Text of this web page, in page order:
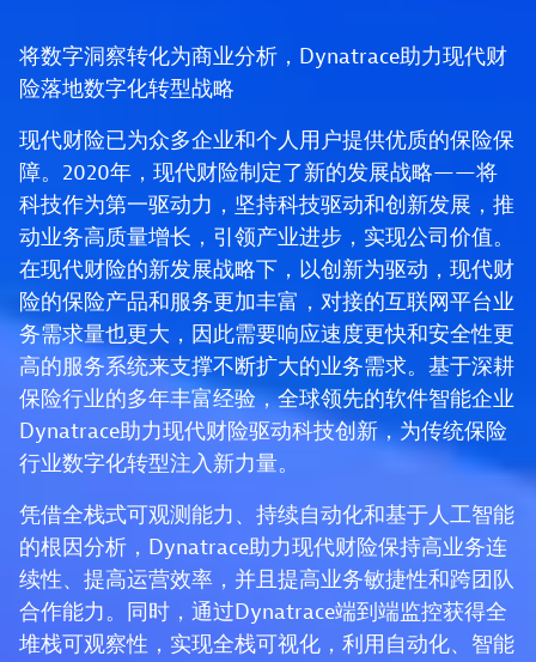
将数字洞察转化为商业分析，Dynatrace助力现代财
险落地数字化转型战略
现代财险已为众多企业和个人用户提供优质的保险保
障。2020年，现代财险制定了新的发展战略——将
科技作为第一驱动力，坚持科技驱动和创新发展，推
动业务高质量增长，引领产业进步，实现公司价值。
在现代财险的新发展战略下，以创新为驱动，现代财
险的保险产品和服务更加丰富，对接的互联网平台业
务需求量也更大，因此需要响应速度更快和安全性更
高的服务系统来支撑不断扩大的业务需求。基于深耕
保险行业的多年丰富经验，全球领先的软件智能企业
Dynatrace助力现代财险驱动科技创新，为传统保险
行业数字化转型注入新力量。
凭借全栈式可观测能力、持续自动化和基于人工智能
的根因分析，Dynatrace助力现代财险保持高业务连
续性、提高运营效率，并且提高业务敏捷性和跨团队
合作能力。同时，通过Dynatrace端到端监控获得全
堆栈可观察性，实现全栈可视化，利用自动化、智能